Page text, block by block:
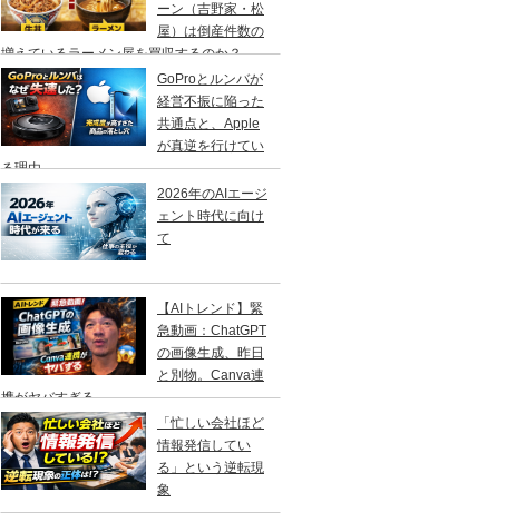
ーン（吉野家・松
屋）は倒産件数の
増えているラーメン屋を買収するのか？
GoProとルンバが
経営不振に陥った
共通点と、Apple
が真逆を行けてい
る理由
2026年のAIエージ
ェント時代に向け
て
【AIトレンド】緊
急動画：ChatGPT
の画像生成、昨日
と別物。Canva連
携がヤバすぎる
「忙しい会社ほど
情報発信してい
る」という逆転現
象